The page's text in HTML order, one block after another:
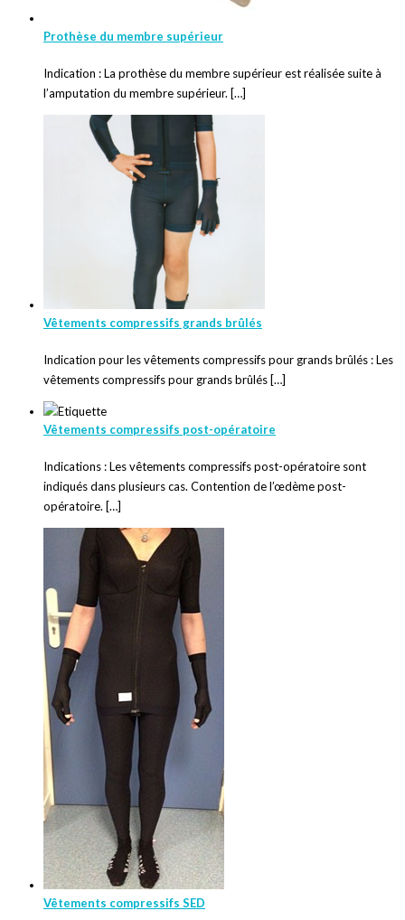
Prothèse du membre supérieur
Indication : La prothèse du membre supérieur est réalisée suite à
l’amputation du membre supérieur. […]
Vêtements compressifs grands brûlés
Indication pour les vêtements compressifs pour grands brûlés : Les
vêtements compressifs pour grands brûlés […]
Vêtements compressifs post-opératoire
Indications : Les vêtements compressifs post-opératoire sont
indiqués dans plusieurs cas. Contention de l’œdème post-
opératoire. […]
Vêtements compressifs SED